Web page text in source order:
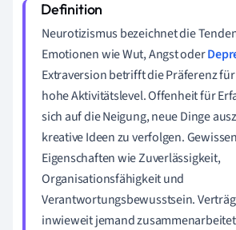
Neurotizismus bezeichnet die
Emotionen wie Wut, Angst oder
Extraversion betrifft die Präferenz
hohe Aktivitätslevel. Offenheit für
sich auf die Neigung, neue Dinge
kreative Ideen zu verfolgen.
Eigenschaften wie Zuverlässigkeit,
Organisationsfähigkeit und
Verantwortungsbewusstsein.
inwieweit jemand